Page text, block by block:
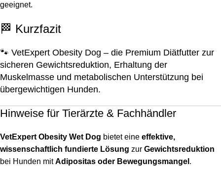
geeignet.
🏁 Kurzfazit
🐾 VetExpert Obesity Dog – die Premium Diätfutter zur
sicheren Gewichtsreduktion, Erhaltung der
Muskelmasse und metabolischen Unterstützung bei
übergewichtigen Hunden.
Hinweise für Tierärzte & Fachhändler
VetExpert Obesity Wet Dog bietet eine effektive,
wissenschaftlich fundierte Lösung zur Gewichtsreduktion
bei Hunden mitAdipositas oder Bewegungsmangel .